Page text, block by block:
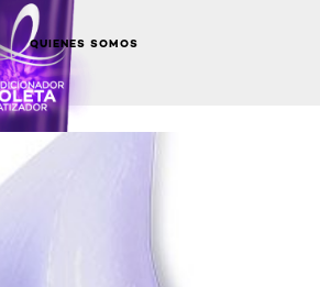
QUIENES SOMOS